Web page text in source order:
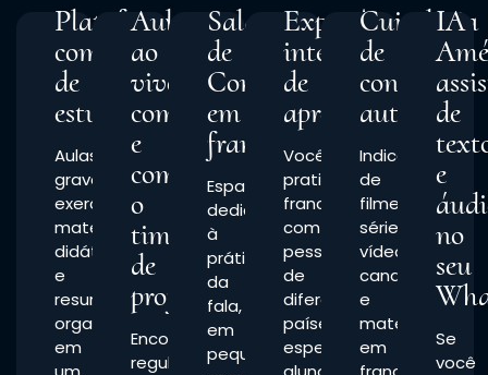
Plataforma
completa
de
estudos
Aulas
gravadas,
exercícios,
materiais
didáticos
e
resumos
organizados
em
Aulas
ao
vivo
comigo
e
com
o
time
de
professores
Encontros
regulares
Salas
de
Conversação
em
francês
Espaços
dedicados
à
prática
da
fala,
em
pequenos
Experiência
internacional
de
aprendizagem
Você
pratica
francês
com
pessoas
de
diferentes
países,
especialmente
Curadoria
de
conteúdo
autêntico
Indicações
de
filmes,
séries,
vídeos,
canais
e
materiais
em
IA
de
e
no
seu
Se
você